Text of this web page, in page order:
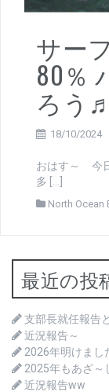
サー
80％
ろう♬
18/10/2024
おはす～ 今
多 […]
North Ocean
最近の投
支部長就任報告
近況報告～
2026年明けまし
2025年もあざ～
近況報告ww